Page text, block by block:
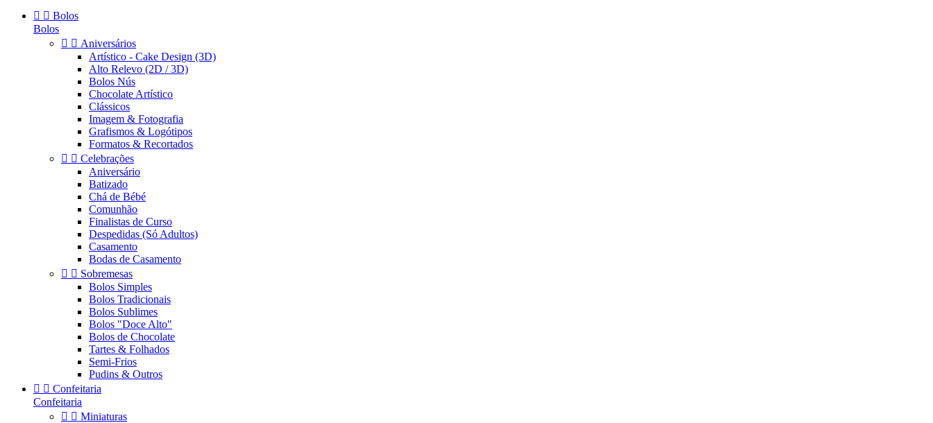
  Bolos
Bolos
  Aniversários
Artístico - Cake Design (3D)
Alto Relevo (2D / 3D)
Bolos Nús
Chocolate Artístico
Clássicos
Imagem & Fotografia
Grafismos & Logótipos
Formatos & Recortados
  Celebrações
Aniversário
Batizado
Chá de Bébé
Comunhão
Finalistas de Curso
Despedidas (Só Adultos)
Casamento
Bodas de Casamento
  Sobremesas
Bolos Simples
Bolos Tradicionais
Bolos Sublimes
Bolos "Doce Alto"
Bolos de Chocolate
Tartes & Folhados
Semi-Frios
Pudins & Outros
  Confeitaria
Confeitaria
  Miniaturas